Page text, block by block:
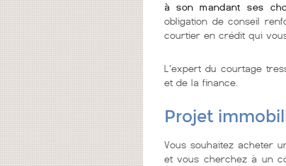
à son mandant ses
obligation de conseil
courtier en crédit qui
L'expert du courtage
et de la finance.
Projet
Vous souhaitez acheter
et vous cherchez à un